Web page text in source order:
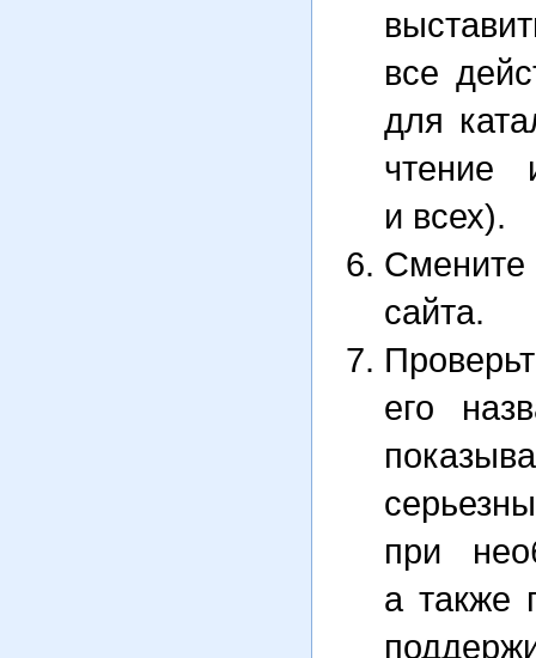
все
для
чтение
и всех).
сайта.
его
при
а также